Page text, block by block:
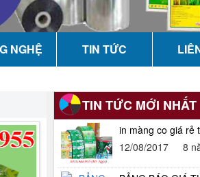
NGHỆ TIN TỨC
TIN TỨC MỚI NHẤT
BẢNG BÁO GIÁ
GHÉP BẠC